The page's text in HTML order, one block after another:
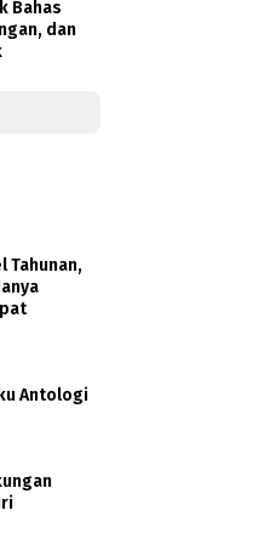
Bahas
dan
Tahunan,
Antologi